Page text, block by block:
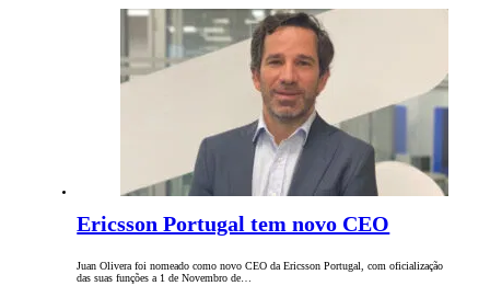
Ericsson Portugal tem novo CEO
Juan Olivera foi nomeado como novo CEO da Ericsson Portugal, com oficialização
das suas funções a 1 de Novembro de…